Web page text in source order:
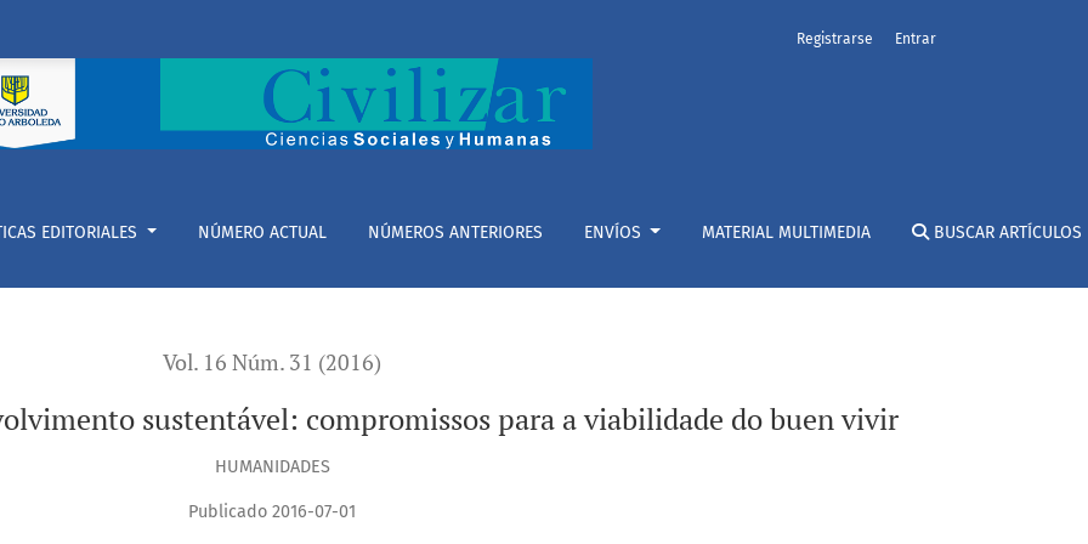
compromissos para a viabilidade do buen vivir
EDITORIALES NÚMERO ACTUAL NÚMEROS ANTERIORES ENVÍOS MATERIAL MULTIMEDIA BUSCAR ARTÍCULOS
Registrarse Entrar
Vol. 16 Núm. 31 (2016)
sustentável: compromissos para a viabilidade do buen vivir
HUMANIDADES
Publicado 2016-07-01